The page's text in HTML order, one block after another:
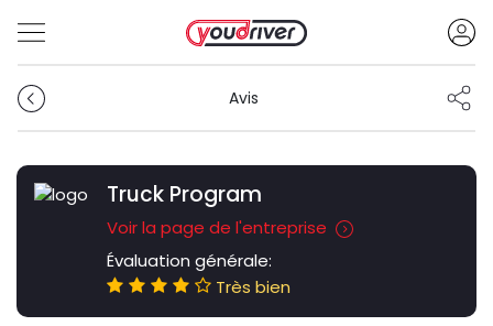
Avis
Truck Program
Voir la page de l'entreprise
Évaluation générale:
Très bien